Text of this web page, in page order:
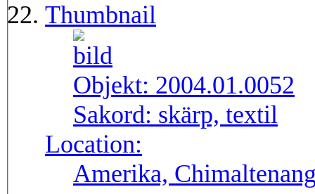
Thumbnail
Objekt: 2004.01.0052
Sakord: skärp, textil
Location:
Amerika,